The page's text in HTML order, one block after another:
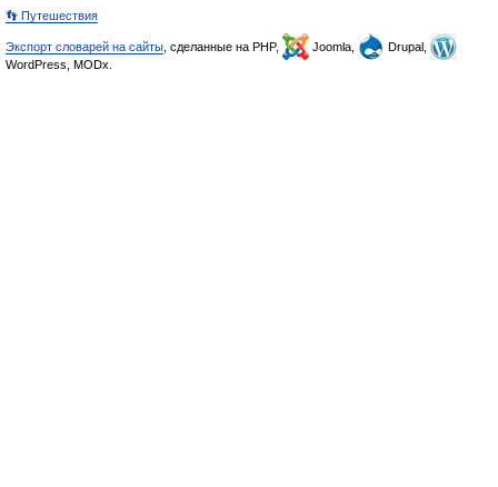
👣 Путешествия
Экспорт словарей на сайты , сделанные на PHP, Joomla,
Drupal,
WordPress, MODx.